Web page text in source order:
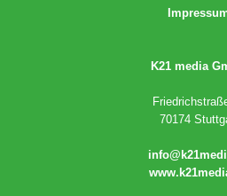
K21 media
70174